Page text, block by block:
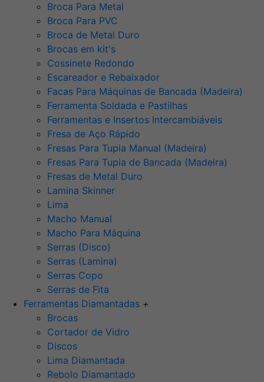
Broca Para Metal
Broca Para PVC
Broca de Metal Duro
Brocas em kit's
Cossinete Redondo
Escareador e Rebaixador
Facas Para Máquinas de Bancada (Madeira)
Ferramenta Soldada e Pastilhas
Ferramentas e Insertos Intercambiáveis
Fresa de Aço Rápido
Fresas Para Tupia Manual (Madeira)
Fresas Para Tupia de Bancada (Madeira)
Fresas de Metal Duro
Lamina Skinner
Lima
Macho Manual
Macho Para Máquina
Serras (Disco)
Serras (Lamina)
Serras Copo
Serras de Fita
Ferramentas Diamantadas +
Brocas
Cortador de Vidro
Discos
Lima Diamantada
Rebolo Diamantado